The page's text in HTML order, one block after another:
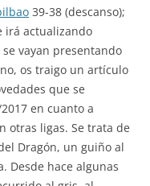
39-38 (descanso);
irá actualizando
vayan presentando
os traigo un artículo
que se
en cuanto a
otras ligas. Se trata de
Dragón, un guiño al
Desde hace algunas